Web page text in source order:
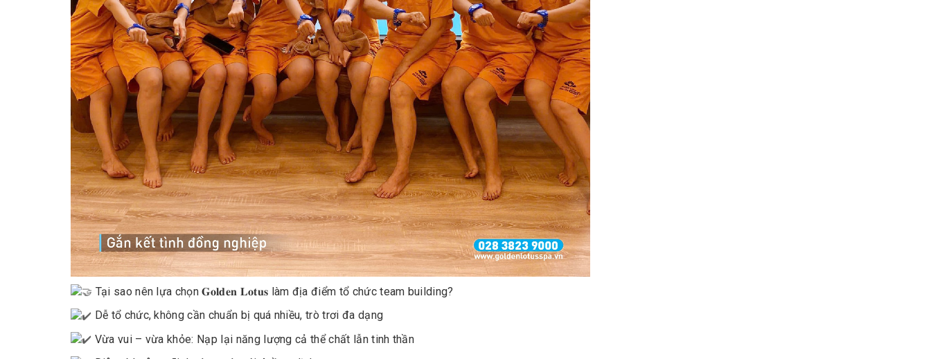
Tại sao nên lựa chọn 𝐆𝐨𝐥𝐝𝐞𝐧 𝐋𝐨𝐭𝐮𝐬 làm địa điểm tổ chức team building?
Dễ tổ chức, không cần chuẩn bị quá nhiều, trò trơi đa dạng
Vừa vui – vừa khỏe: Nạp lại năng lượng cả thể chất lẫn tinh thần